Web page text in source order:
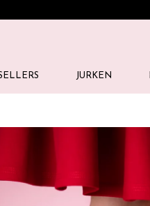
JURKEN